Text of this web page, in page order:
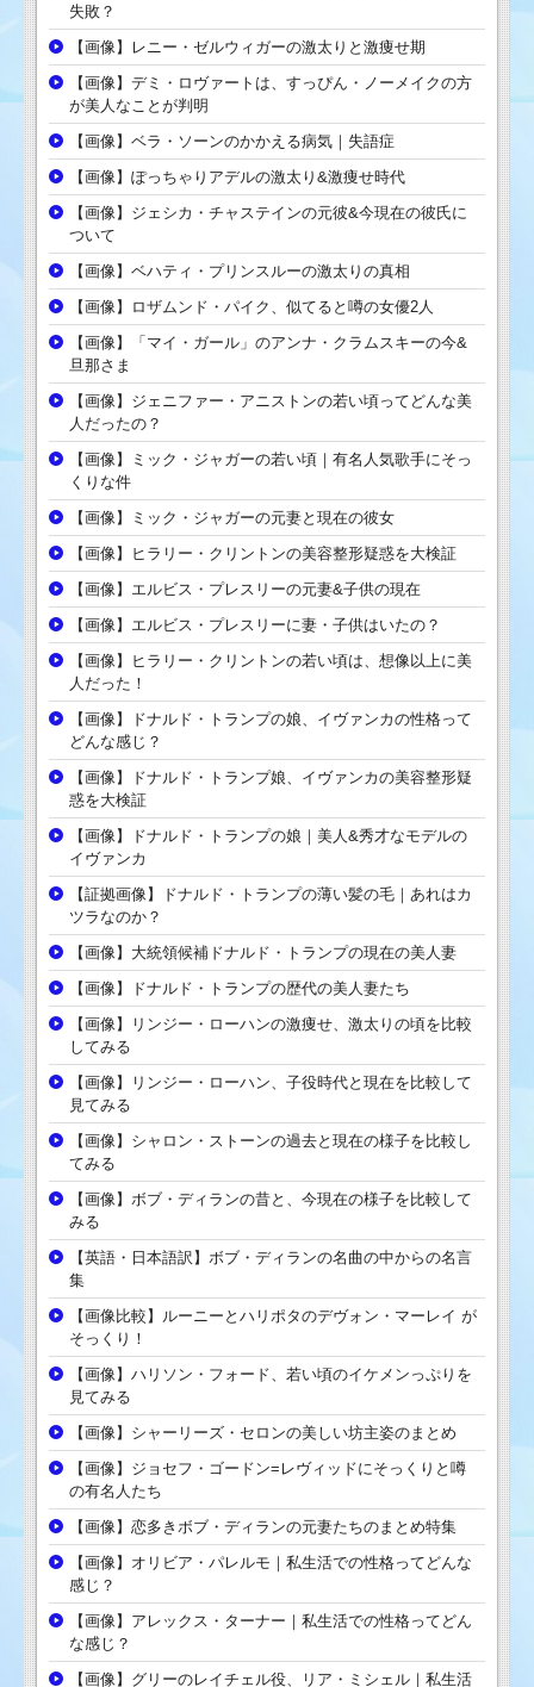
失敗？
【画像】レニー・ゼルウィガーの激太りと激痩せ期
【画像】デミ・ロヴァートは、すっぴん・ノーメイクの方
が美人なことが判明
【画像】ベラ・ソーンのかかえる病気｜失語症
【画像】ぽっちゃりアデルの激太り&激痩せ時代
【画像】ジェシカ・チャステインの元彼&今現在の彼氏に
ついて
【画像】ベハティ・プリンスルーの激太りの真相
【画像】ロザムンド・パイク、似てると噂の女優2人
【画像】「マイ・ガール」のアンナ・クラムスキーの今&
旦那さま
【画像】ジェニファー・アニストンの若い頃ってどんな美
人だったの？
【画像】ミック・ジャガーの若い頃｜有名人気歌手にそっ
くりな件
【画像】ミック・ジャガーの元妻と現在の彼女
【画像】ヒラリー・クリントンの美容整形疑惑を大検証
【画像】エルビス・プレスリーの元妻&子供の現在
【画像】エルビス・プレスリーに妻・子供はいたの？
【画像】ヒラリー・クリントンの若い頃は、想像以上に美
人だった！
【画像】ドナルド・トランプの娘、イヴァンカの性格って
どんな感じ？
【画像】ドナルド・トランプ娘、イヴァンカの美容整形疑
惑を大検証
【画像】ドナルド・トランプの娘｜美人&秀才なモデルの
イヴァンカ
【証拠画像】ドナルド・トランプの薄い髪の毛｜あれはカ
ツラなのか？
【画像】大統領候補ドナルド・トランプの現在の美人妻
【画像】ドナルド・トランプの歴代の美人妻たち
【画像】リンジー・ローハンの激痩せ、激太りの頃を比較
してみる
【画像】リンジー・ローハン、子役時代と現在を比較して
見てみる
【画像】シャロン・ストーンの過去と現在の様子を比較し
てみる
【画像】ボブ・ディランの昔と、今現在の様子を比較して
みる
【英語・日本語訳】ボブ・ディランの名曲の中からの名言
集
【画像比較】ルーニーとハリポタのデヴォン・マーレイ が
そっくり！
【画像】ハリソン・フォード、若い頃のイケメンっぷりを
見てみる
【画像】シャーリーズ・セロンの美しい坊主姿のまとめ
【画像】ジョセフ・ゴードン=レヴィッドにそっくりと噂
の有名人たち
【画像】恋多きボブ・ディランの元妻たちのまとめ特集
【画像】オリビア・パレルモ｜私生活での性格ってどんな
感じ？
【画像】アレックス・ターナー｜私生活での性格ってどん
な感じ？
【画像】グリーのレイチェル役、リア・ミシェル｜私生活